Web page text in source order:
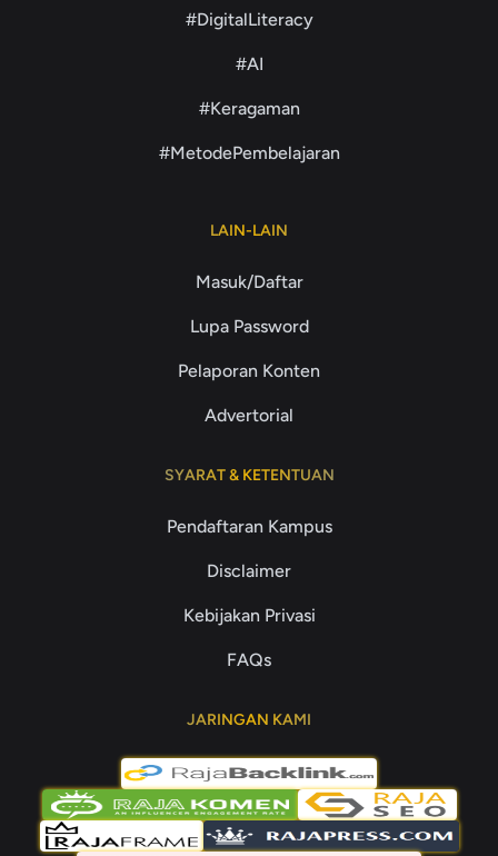
#DigitalLiteracy
#AI
#Keragaman
#MetodePembelajaran
LAIN-LAIN
Masuk/Daftar
Lupa Password
Pelaporan Konten
Advertorial
SYARAT & KETENTUAN
Pendaftaran Kampus
Disclaimer
Kebijakan Privasi
FAQs
JARINGAN KAMI